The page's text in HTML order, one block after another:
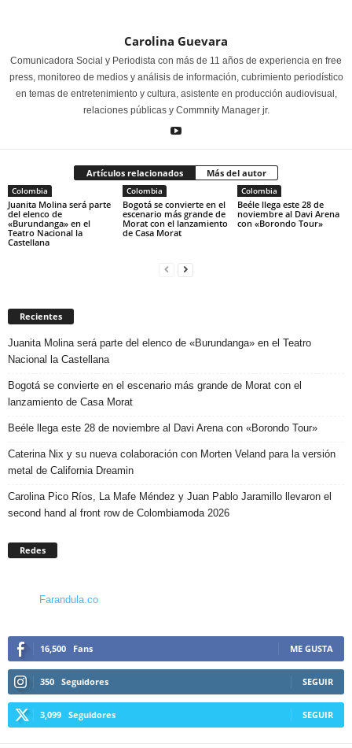
Carolina Guevara
Comunicadora Social y Periodista con más de 11 años de experiencia en free
press, monitoreo de medios y análisis de información, cubrimiento periodístico
en temas de entretenimiento y cultura, asistente en producción audiovisual,
relaciones públicas y Commnity Manager jr.
Artículos relacionados Más del autor
Colombia
Juanita Molina será parte
del elenco de
«Burundanga» en el
Teatro Nacional la
Castellana
Colombia
Bogotá se convierte en el
escenario más grande de
Morat con el lanzamiento
de Casa Morat
Colombia
Beéle llega este 28 de
noviembre al Davi Arena
con «Borondo Tour»
Recientes
Juanita Molina será parte del elenco de «Burundanga» en el Teatro
Nacional la Castellana
Bogotá se convierte en el escenario más grande de Morat con el
lanzamiento de Casa Morat
Beéle llega este 28 de noviembre al Davi Arena con «Borondo Tour»
Caterina Nix y su nueva colaboración con Morten Veland para la versión
metal de California Dreamin
Carolina Pico Ríos, La Mafe Méndez y Juan Pablo Jaramillo llevaron el
second hand al front row de Colombiamoda 2026
Redes
Farandula.co
16,500 Fans ME GUSTA
350 Seguidores SEGUIR
3,099 Seguidores SEGUIR